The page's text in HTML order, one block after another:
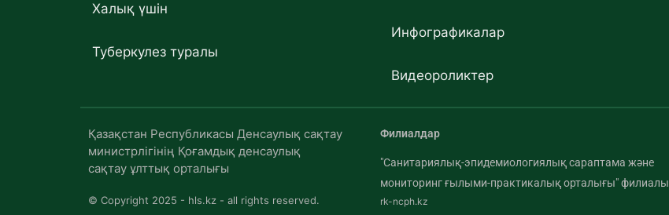
Халық үшін
Туберкулез туралы
Инфографикалар
Видеороликтер
Қазақстан Республикасы Денсаулық сақтау
министрлігінің Қоғамдық денсаулық
сақтау ұлттық орталығы
© Copyright 2025 - hls.kz - all rights reserved.
Филиалдар
"Санитариялық-эпидемиологиялық сараптама және
мониторинг ғылыми-практикалық орталығы" филиалы
rk-ncph.kz